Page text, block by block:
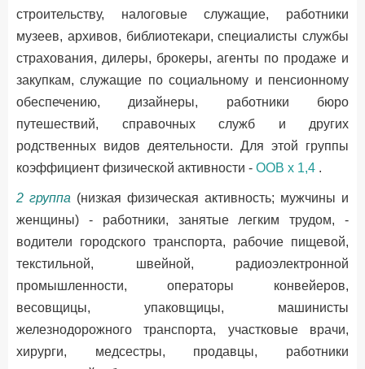
строительству, налоговые служащие, работники
музеев, архивов, библиотекари, специалисты службы
страхования, дилеры, брокеры, агенты по продаже и
закупкам, служащие по социальному и пенсионному
обеспечению, дизайнеры, работники бюро
путешествий, справочных служб и других
родственных видов деятельности. Для этой группы
коэффициент физической активности - OOB х 1,4 .
2 группа (низкая физическая активность; мужчины и
женщины) - работники, занятые легким трудом, -
водители городского транспорта, рабочие пищевой,
текстильной, швейной, радиоэлектронной
промышленности, операторы конвейеров,
весовщицы, упаковщицы, машинисты
железнодорожного транспорта, участковые врачи,
хирурги, медсестры, продавцы, работники